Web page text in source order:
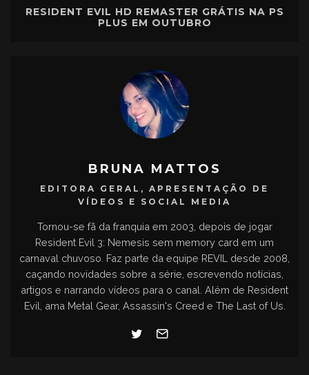
RESIDENT EVIL HD REMASTER GRÁTIS NA PS
PLUS EM OUTUBRO
BRUNA MATTOS
EDITORA GERAL, APRESENTAÇÃO DE
VÍDEOS E SOCIAL MEDIA
Tornou-se fã da franquia em 2003, depois de jogar
Resident Evil 3: Nemesis sem memory card em um
carnaval chuvoso. Faz parte da equipe REVIL desde 2008,
caçando novidades sobre a série, escrevendo notícias,
artigos e narrando vídeos para o canal. Além de Resident
Evil, ama Metal Gear, Assassin's Creed e The Last of Us.